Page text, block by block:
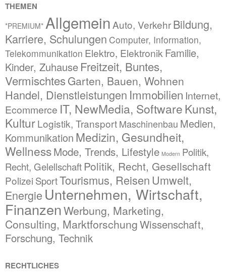
THEMEN
*PREMIUM* Allgemein Auto, VerkehrBildung,
Karriere, Schulungen Computer, Information,
Telekommunikation Elektro, Elektronik Familie,
Kinder, Zuhause Freitzeit, Buntes,
Vermischtes Garten, Bauen, Wohnen
Handel, Dienstleistungen Immobilien Internet,
Ecommerce IT, NewMedia, SoftwareKunst,
KulturLogistik, TransportMaschinenbau Medien,
Kommunikation Medizin, Gesundheit,
WellnessMode, Trends, Lifestyle Modern Politik,
Recht, Gelellschaft Politik, Recht, Gesellschaft
Polizei SportTourismus, Reisen Umwelt,
Energie Unternehmen, Wirtschaft,
FinanzenWerbung, Marketing,
Consulting, MarktforschungWissenschaft,
Forschung, Technik
RECHTLICHES